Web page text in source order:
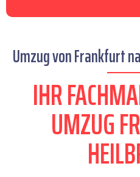
Umzug von Frankfurt
IHR
UMZUG